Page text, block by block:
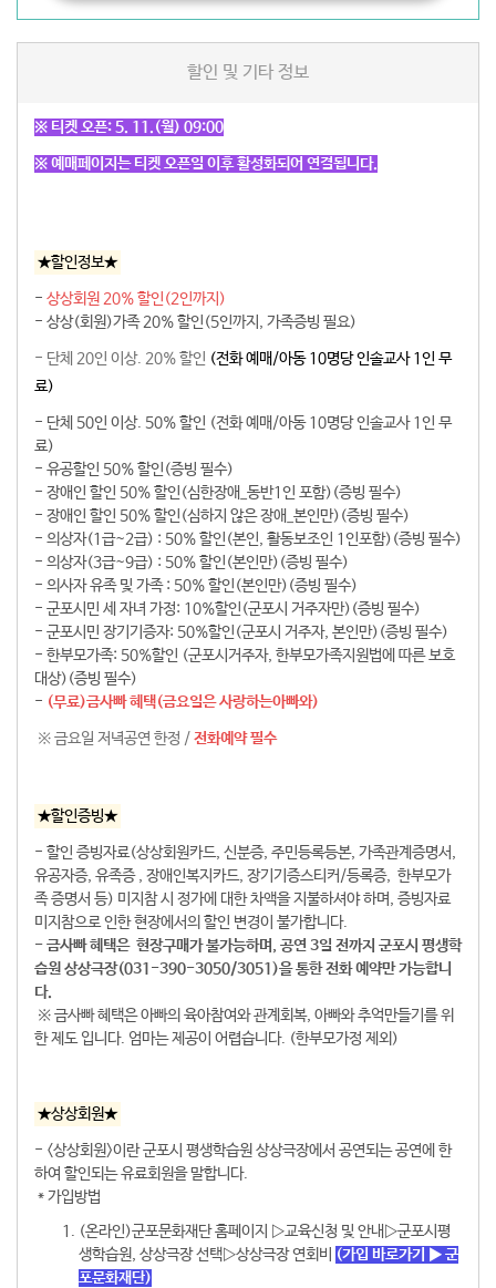
할인 및 기타 정보
※ 티켓 오픈: 5. 11.(월) 09:00
※ 예매페이지는 티켓 오픈일 이후 활성화되어 연결됩니다.
★할인정보★
- 상상회원 20% 할인(2인까지)
- 상상(회원)가족 20% 할인(5인까지, 가족증빙 필요)
- 단체 20인 이상. 20% 할인 (전화 예매/아동 10명당 인솔교사 1인 무
료)
- 단체 50인 이상. 50% 할인 (전화 예매/아동 10명당 인솔교사 1인 무
료)
- 유공할인 50% 할인(증빙 필수)
- 장애인 할인 50% 할인(심한장애_동반1인 포함)(증빙 필수)
- 장애인 할인 50% 할인(심하지 않은 장애_본인만)(증빙 필수)
- 의상자(1급~2급) : 50% 할인(본인, 활동보조인 1인포함)(증빙 필수)
- 의상자(3급~9급) : 50% 할인(본인만)(증빙 필수)
- 의사자 유족 및 가족 : 50% 할인(본인만)(증빙 필수)
- 군포시민 세 자녀 가정: 10%할인(군포시 거주자만)(증빙 필수)
- 군포시민 장기기증자: 50%할인(군포시 거주자, 본인만)(증빙 필수)
- 한부모가족: 50%할인 (군포시거주자, 한부모가족지원법에 따른 보호
대상)(증빙 필수)
- (무료)금사빠 혜택(금요일은 사랑하는아빠와)
※ 금요일 저녁공연 한정 /전화예약 필수
★할인증빙★
- 할인 증빙자료(상상회원카드, 신분증, 주민등록등본, 가족관계증명서,
유공자증, 유족증 , 장애인복지카드, 장기기증스티커/등록증, 한부모가
족 증명서 등) 미지참 시 정가에 대한 차액을 지불하셔야 하며, 증빙자료
미지참으로 인한 현장에서의 할인 변경이 불가합니다.
- 금사빠 혜택은 현장구매가 불가능하며, 공연 3일 전까지 군포시 평생학
습원 상상극장(031-390-3050/3051)을 통한 전화 예약만 가능합니
다.
※ 금사빠 혜택은 아빠의 육아참여와 관계회복, 아빠와 추억만들기를 위
한 제도 입니다. 엄마는 제공이 어렵습니다. (한부모가정 제외)
★상상회원★
- <상상회원>이란 군포시 평생학습원 상상극장에서 공연되는 공연에 한
하여 할인되는 유료회원을 말합니다.
* 가입방법
(온라인)군포문화재단 홈페이지 ▷교육신청 및 안내▷군포시평
생학습원, 상상극장 선택▷상상극장 연회비
(가입 바로가기 ▶군
포문화재단)